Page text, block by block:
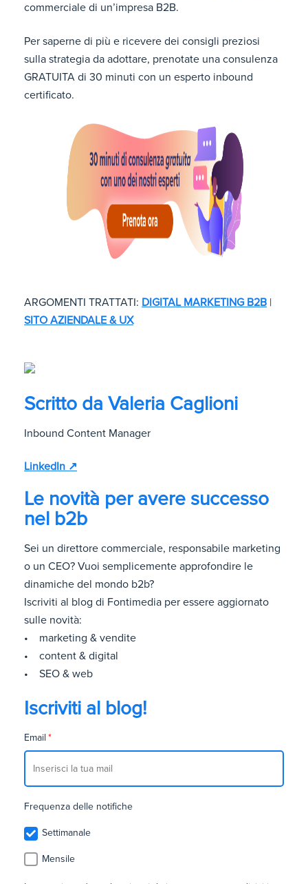
commerciale di un’impresa B2B.
Per saperne di più e ricevere dei consigli preziosi
sulla strategia da adottare, prenotate una consulenza
GRATUITA di 30 minuti con un esperto inbound
certificato.
ARGOMENTI TRATTATI: DIGITAL MARKETING B2B |
SITO AZIENDALE & UX
Scritto da Valeria Caglioni
Inbound Content Manager
LinkedIn ↗
Le novità per avere successo
nel b2b
Sei un direttore commerciale, responsabile marketing
o un CEO? Vuoi semplicemente approfondire le
dinamiche del mondo b2b?
Iscriviti al blog di Fontimedia per essere aggiornato
sulle novità:
• marketing & vendite
• content & digital
• SEO & web
Iscriviti al blog!
Email *
Frequenza delle notifiche
Settimanale
Mensile